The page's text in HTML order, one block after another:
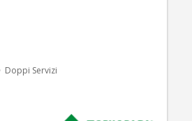
Doppi Servizi